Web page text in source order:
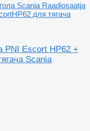
Scania Raadiosaatja
для тягача
PNI Escort HP62 +
Scania